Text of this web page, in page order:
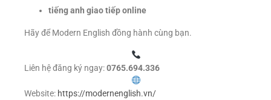
tiếng anh giao tiếp online
Hãy để Modern English đồng hành cùng bạn.
Liên hệ đăng ký ngay:0765.694.336
Website: https://modernenglish.vn/